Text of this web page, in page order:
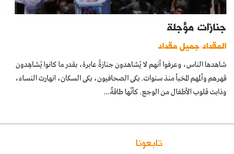
جنازات مؤجلة
المقداد جميل مقداد
شاهدها الناس، وعرفوا أنهم لا يُشاهدون جنازةً عابرة، بقدر ما كانوا يُشاهِدون
قهرهم وألمهم المخبأ منذ سنوات. بكى الصحافيون، بكى السكان، انهارت النساء،
وذابت قلوب الأطفال من الوجع. كأنّها طاقةٌ...
تابعونا